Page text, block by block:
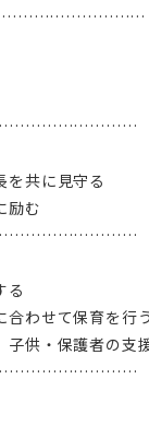
を共に見守る
励む
る
合わせて保育を行う
供・保護者の支